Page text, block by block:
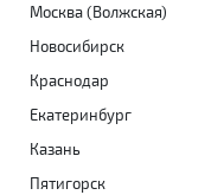
Москва (Волжская)
Новосибирск
Краснодар
Екатеринбург
Казань
Пятигорск